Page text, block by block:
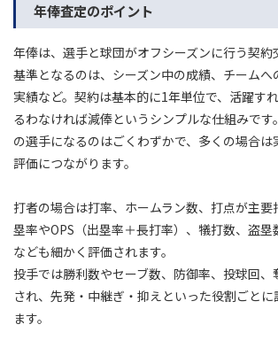
年俸査定のポイント
年俸は、選手と球団がオフシーズンに行う契約
基準となるのは、シーズン中の成績、チームへ
実績など。契約は基本的に1年単位で、活躍す
るわなければ減俸というシンプルな仕組みで
の選手になるのはごくわずかで、多くの場合
評価につながります。
打者の場合は打率、ホームラン数、打点が主要
塁率やOPS（出塁率＋長打率）、犠打数、盗
なども細かく評価されます。
投手では勝利数やセーブ数、防御率、投球回
され、先発・中継ぎ・抑えといった役割ごとに
ます。